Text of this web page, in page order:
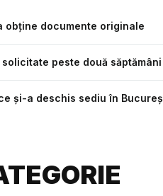
obține documente originale
peste două săptămâni
și-a deschis sediu în